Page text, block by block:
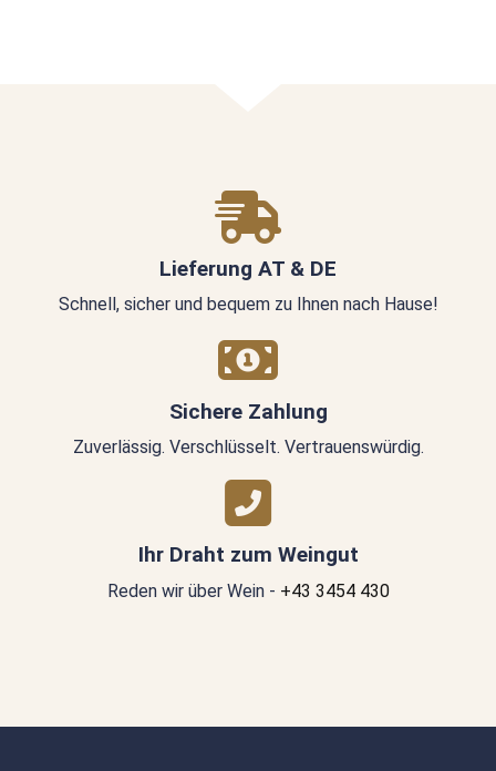
Lieferung AT & DE
Schnell, sicher und bequem zu Ihnen nach Hause!
Sichere Zahlung
Zuverlässig. Verschlüsselt. Vertrauenswürdig.
Ihr Draht zum Weingut
Reden wir über Wein - +43 3454 430